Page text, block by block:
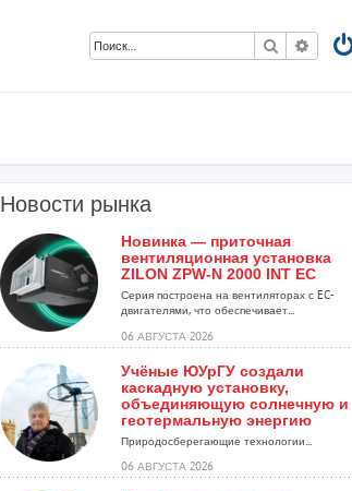
Поиск
Новости рынка
Новинка — приточная
вентиляционная установка
ZILON ZPW-N 2000 INT EC
Серия построена на вентиляторах с EC-
двигателями, что обеспечивает...
06 АВГУСТА 2026
Учёные ЮУрГУ создали
каскадную установку,
объединяющую солнечную и
геотермальную энергию
Природосберегающие технологии...
06 АВГУСТА 2026